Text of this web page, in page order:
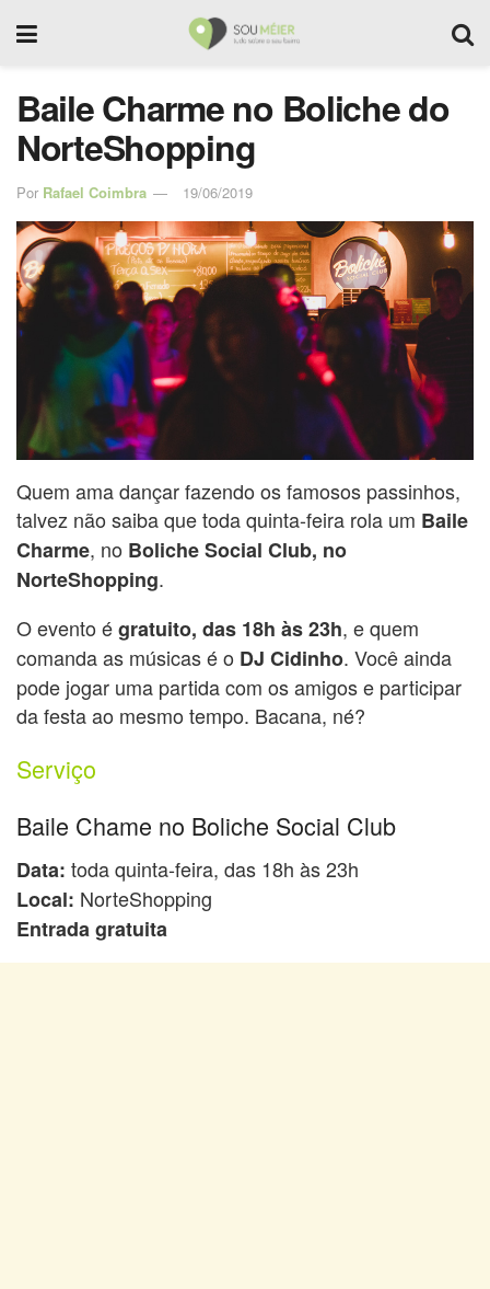
Baile Charme no Boliche do
NorteShopping
Por Rafael Coimbra 19/06/2019
Quem ama dançar fazendo os famosos passinhos,
talvez não saiba que toda quinta-feira rola um Baile
Charme, no Boliche Social Club, no
NorteShopping.
O evento égratuito, das 18h às 23h, e quem
comanda as músicas é o DJ Cidinho. Você ainda
pode jogar uma partida com os amigos e participar
da festa ao mesmo tempo. Bacana, né?
Serviço
Baile Chame no Boliche Social Club
Data: toda quinta-feira, das 18h às 23h
Local: NorteShopping
Entrada gratuita